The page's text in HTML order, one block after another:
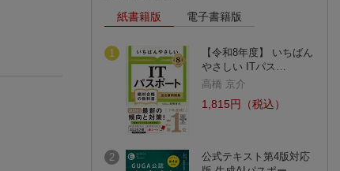
紙書籍版 電子書籍版
1
【令和8年度】 いちばん
やさしい ITパス…
高橋 京介
1,815円（税込）
2
公式テキスト第4版対応